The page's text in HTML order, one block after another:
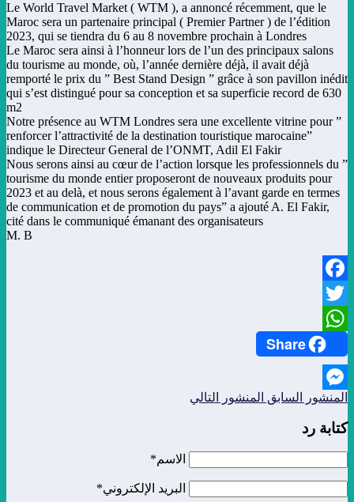
Le World Travel Market ( WTM ), a annoncé récemment, que le
Maroc sera un partenaire principal ( Premier Partner ) de l’édition
2023, qui se tiendra du 6 au 8 novembre prochain à Londres
Le Maroc sera ainsi à l’honneur lors de l’un des principaux salons
du tourisme au monde, où, l’année dernière déjà, il avait déjà
remporté le prix du ” Best Stand Design ” grâce à son pavillon inédit
qui s’est distingué pour sa conception et sa superficie record de 630
m2
” Notre présence au WTM Londres sera une excellente vitrine pour
renforcer l’attractivité de la destination touristique marocaine”
indique le Directeur General de l’ONMT, Adil El Fakir
” Nous serons ainsi au cœur de l’action lorsque les professionnels du
tourisme du monde entier proposeront de nouveaux produits pour
2023 et au delà, et nous serons également à l’avant garde en termes
de communication et de promotion du pays” a ajouté A. El Fakir,
cité dans le communiqué émanant des organisateurs
M. B
Facebook
Twitter
WhatsApp
Share
Messenger
المنشور السابق المنشور التالي
كتابة رد
الاسم*
البريد الإلكتروني*